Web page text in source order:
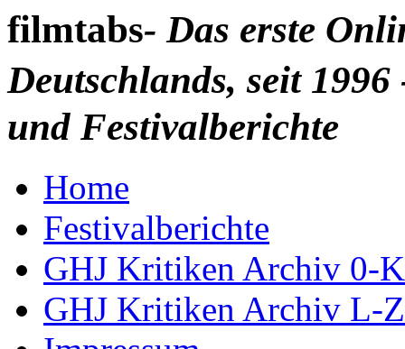
filmtabs- Das erste
Deutschlands, seit
und Festivalberichte
Home
Festivalberichte
GHJ Kritiken Archiv 0-K
GHJ Kritiken Archiv L-Z